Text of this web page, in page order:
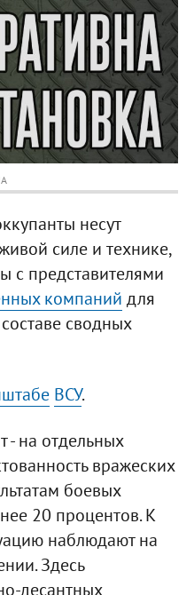
несут
силе и технике,
с представителями
компаний для
сводных
ВСУ.
- на отдельных
вражеских
боевых
20 процентов. К
наблюдают на
Здесь
десантных